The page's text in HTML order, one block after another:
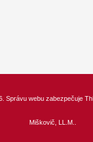
Správu webu zabezpečuje
Miškovič, LL.M.